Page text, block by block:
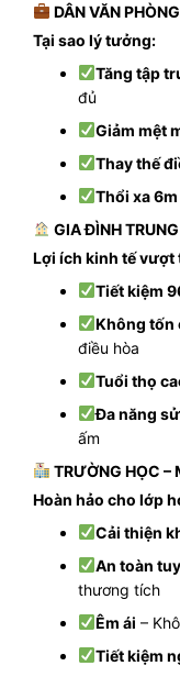
DÂN VĂN
Tại sao lý tưởng:
Tăng tập
đủ
Giảm mệt
Thay thế
Thổi xa 6m
GIA ĐÌNH
Lợi ích kinh tế vượt
Tiết kiệm
Không tốn
điều hòa
Tuổi thọ
Đa năng
ấm
TRƯỜNG HỌC –
Hoàn hảo cho lớp
Cải thiện
An toàn
thương tích
Êm ái –
Tiết kiệm